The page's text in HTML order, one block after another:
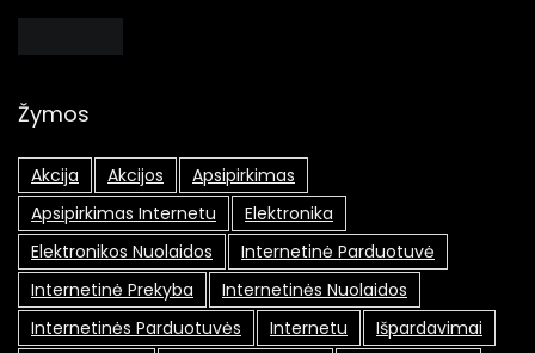
Žymos
Akcija Akcijos
Apsipirkimas
Apsipirkimas Internetu
Elektronika
Elektronikos Nuolaidos
Internetinė Parduotuvė
Internetinė Prekyba
Internetinės Nuolaidos
Internetinės Parduotuvės
Internetu
Išpardavimai